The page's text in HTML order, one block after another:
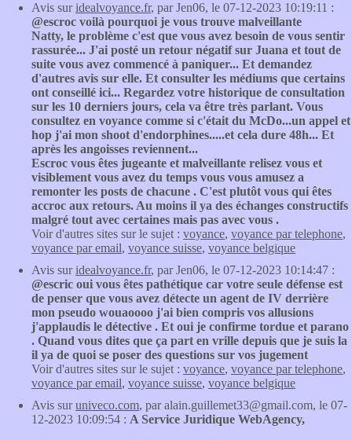
Avis suridealvoyance.fr, par Jen06, le 07-12-2023 10:19:11 :
@escroc voilà pourquoi je vous trouve malveillante
Natty, le problème c'est que vous avez besoin de vous sentir
rassurée... J'ai posté un retour négatif sur Juana et tout de
suite vous avez commencé à paniquer... Et demandez
d'autres avis sur elle. Et consulter les médiums que certains
ont conseillé ici... Regardez votre historique de consultation
sur les 10 derniers jours, cela va être très parlant. Vous
consultez en voyance comme si c'était du McDo...un appel et
hop j'ai mon shoot d'endorphines.....et cela dure 48h... Et
après les angoisses reviennent...
Escroc vous êtes jugeante et malveillante relisez vous et
visiblement vous avez du temps vous vous amusez a
remonter les posts de chacune . C'est plutôt vous qui êtes
accroc aux retours. Au moins il ya des échanges constructifs
malgré tout avec certaines mais pas avec vous .
Voir d'autres sites sur le sujet : voyance, voyance par telephone,
voyance par email, voyance suisse, voyance belgique
Avis suridealvoyance.fr, par Jen06, le 07-12-2023 10:14:47 :
@escric oui vous êtes pathétique car votre seule défense est
de penser que vous avez détecte un agent de IV derrière
mon pseudo wouaoooo j'ai bien compris vos allusions
j'applaudis le détective . Et oui je confirme tordue et parano
. Quand vous dites que ça part en vrille depuis que je suis la
il ya de quoi se poser des questions sur vos jugement
Voir d'autres sites sur le sujet : voyance, voyance par telephone,
voyance par email, voyance suisse, voyance belgique
Avis suruniveco.com, par alain.guillemet33@gmail.com, le 07-
12-2023 10:09:54 : A Service Juridique WebAgency,